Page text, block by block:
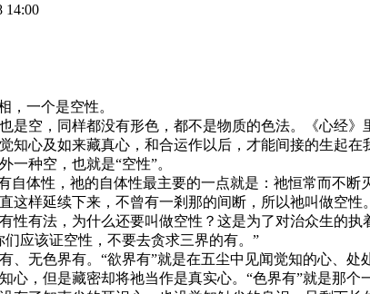
14:00
，一个是空性。
是空，同样都没有形色，都不是物质的色法。《心经
知心及如来藏真心，和合运作以后，才能间接的生起
一种空，也就是“空性”。
自体性，祂的自体性最主要的一点就是：祂恒常而不
这样延续下来，不曾有一剎那的间断，所以祂叫做空
性有法，为什么还要叫做空性？这是为了对治众生的
应该证空性，不要去贪求三界的有。”
、无色界有。“欲界有”就是在五尘中见闻觉知的心、
心，但是藏密却将祂当作是真实心。“色界有”就是那